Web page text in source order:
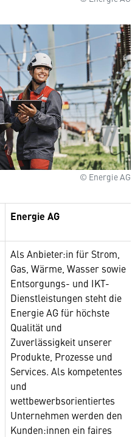
© Energie AG
Energie AG
Als Anbieter:in für Strom,
Gas, Wärme, Wasser sowie
Entsorgungs- und IKT-
Dienstleistungen steht die
Energie AG für höchste
Qualität und
Zuverlässigkeit unserer
Produkte, Prozesse und
Services. Als kompetentes
und
wettbewerbsorientiertes
Unternehmen werden den
Kunden:innen ein faires